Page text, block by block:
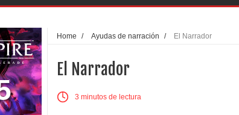
06: El Trato con los Muertos
05: Sitiados
04: Se Descubre el Pastel
03: Una Piraña en el Bidé
Home / Ayudas de narración / El Narrador
El Narrador
3 minutos de lectura